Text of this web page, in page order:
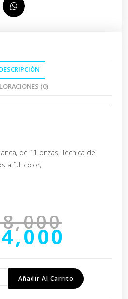
DESCRIPCIÓN
(0)
de 11 onzas, Técnica de
a full color,
Añadir Al Carrito